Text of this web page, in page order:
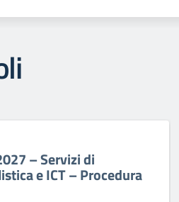
– Servizi di
e ICT – Procedura